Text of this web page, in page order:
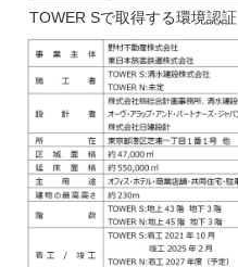
TOWER Sで取得する環境認証